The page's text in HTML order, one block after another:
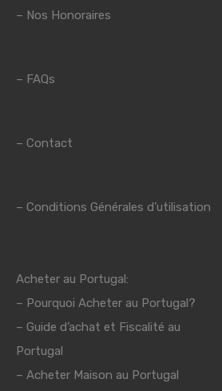
– Nos Honoraires
– FAQs
– Contact
– Conditions Générales d’utilisation
Acheter au Portugal:
– Pourquoi Acheter au Portugal?
– Guide d’achat et Fiscalité au
Portugal
– Acheter Maison au Portugal